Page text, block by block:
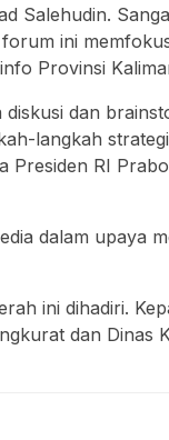
Salehudin.
ini
Provinsi
diskusi dan
langkah
Presiden RI
dalam upaya
ini dihadiri.
dan Dinas